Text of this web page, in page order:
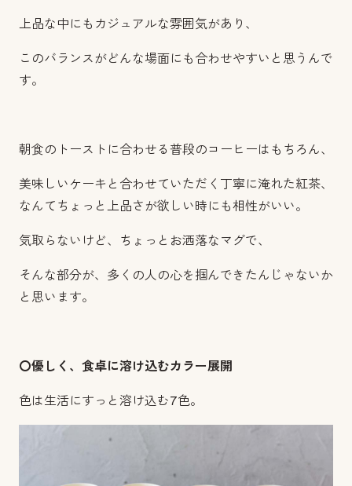
上品な中にもカジュアルな雰囲気があり、
このバランスがどんな場面にも合わせやすいと思うんで
す。
朝食のトーストに合わせる普段のコーヒーはもちろん、
美味しいケーキと合わせていただく丁寧に淹れた紅茶、
なんてちょっと上品さが欲しい時にも相性がいい。
気取らないけど、ちょっとお洒落なマグで、
そんな部分が、多くの人の心を掴んできたんじゃないか
と思います。
〇優しく、食卓に溶け込むカラー展開
色は生活にすっと溶け込む7色。